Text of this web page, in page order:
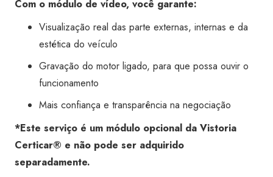
Com o módulo de vídeo, você garante:
Visualização real das parte externas, internas e da
estética do veículo
Gravação do motor ligado, para que possa ouvir o
funcionamento
Mais confiança e transparência na negociação
*Este serviço é um módulo opcional da Vistoria
Certicar® e não pode ser adquirido
separadamente.